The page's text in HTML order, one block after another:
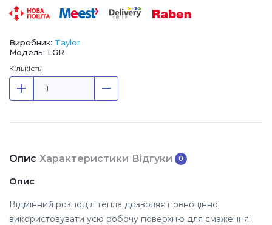
Виробник: Taylor
Модель: LGR
Кількість
Опис Характеристики Відгуки 0
Опис
Відмінний розподіл тепла дозволяє повноцінно
використовувати усю робочу поверхню для смаження;